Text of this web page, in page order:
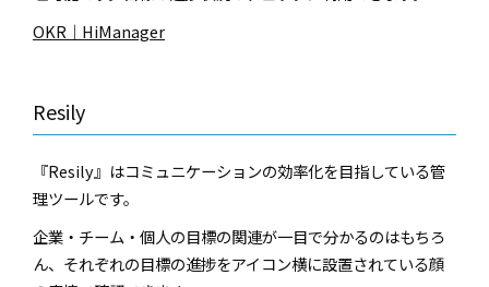
OKR｜HiManager
Resily
『Resily』はコミュニケーションの効率化を目指している管
理ツールです。
企業・チーム・個人の目標の関連が一目で分かるのはもちろ
ん、それぞれの目標の進捗をアイコン横に設置されている顔